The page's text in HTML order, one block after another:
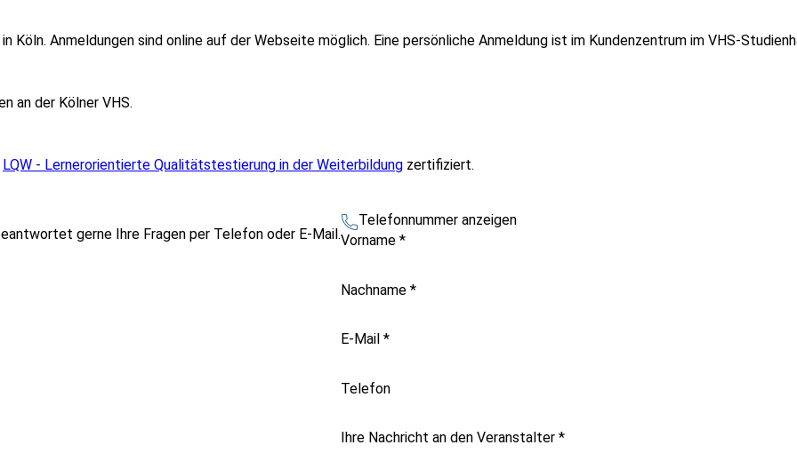
Köln. Anmeldungen sind online auf der Webseite möglich. Eine persönliche Anmeldung ist im Kundenzentrum im VHS-
an der Kölner VHS.
LQW - Lernerorientierte Qualitätstestierung in der Weiterbildung zertifiziert.
gerne Ihre Fragen per Telefon oder E-Mail.
Telefonnummer anzeigen
Vorname *
Nachname *
E-Mail *
Telefon
Ihre Nachricht an den Veranstalter *